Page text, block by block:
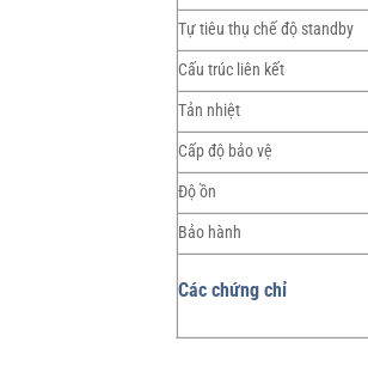
Tự tiêu thụ chế độ standby
Cấu trúc liên kết
Tản nhiệt
Cấp độ bảo vệ
Độ ồn
Bảo hành
Các chứng chỉ